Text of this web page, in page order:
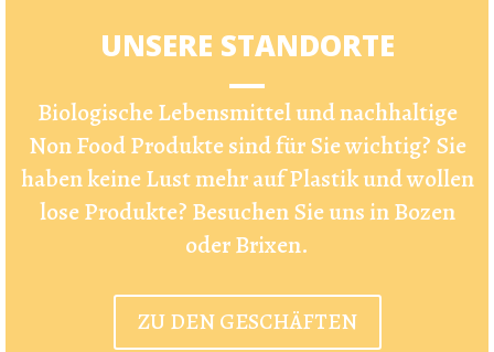
UNSERE STANDORTE
Biologische Lebensmittel und nachhaltige
Non Food Produkte sind für Sie wichtig? Sie
haben keine Lust mehr auf Plastik und wollen
lose Produkte? Besuchen Sie uns in Bozen
oder Brixen.
ZU DEN GESCHÄFTEN